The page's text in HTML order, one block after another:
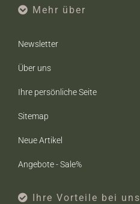
Mehr über
Newsletter
Über uns
Ihre persönliche Seite
Sitemap
Neue Artikel
Angebote - Sale%
Ihre Vorteile bei uns